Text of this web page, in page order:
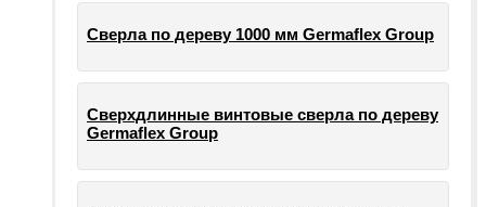
Сверла по дереву 1000 мм Germaflex Group
Сверхдлинные винтовые сверла по дереву
Germaflex Group